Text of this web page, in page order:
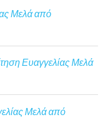
Μελά από
Ευαγγελίας Μελά
Μελά από